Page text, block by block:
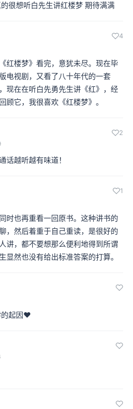
很想听白先生讲红楼梦 期待满满
4
红楼梦》看完，意犹未尽。现在毕
电视剧，又看了八十年代的一套
现在在听白先勇先生讲《红》，经
顾它，我很喜欢《红楼梦》。
2
话越听越有味道！
1
时也再重看一回原书。这种讲书的
，然后着重于自己重读，是很好的
讲，都不要想那么便利地得到所谓
显然也没有给出标准答案的打算。
的起因❤️